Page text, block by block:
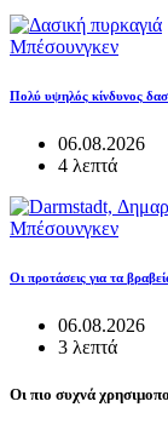
Μπέσουνγκεν
Πολύ υψηλός κίνδυνος
06.08.2026
4 λεπτά
Μπέσουνγκεν
Οι προτάσεις για τα
06.08.2026
3 λεπτά
Οι πιο συχνά